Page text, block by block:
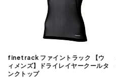
finetrack ファイントラック 【ウ
ィメンズ】ドライレイヤークールタ
ンクトップ